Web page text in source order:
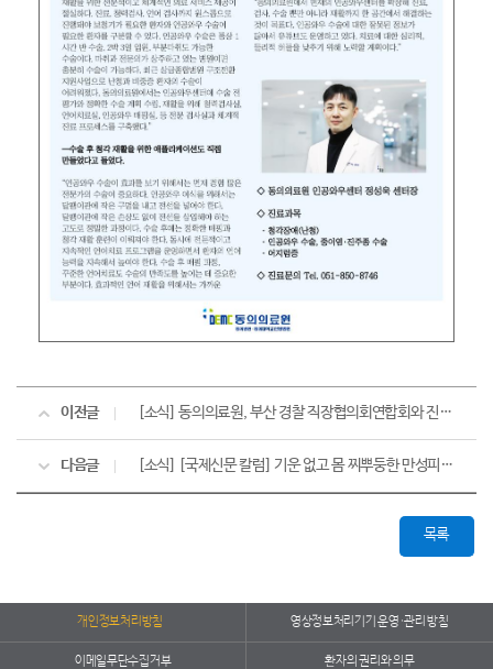
이전글 [소식] 동의의료원, 부산 경찰 직장협의회연합회와 진료협약 체결
다음글 [소식] [국제신문 칼럼] 기운 없고 몸 찌뿌둥한 만성피로, 특효약은 꿀잠과 밥심
목록
개인정보처리방침 영상정보처리기기 운영·관리 방침
이메일무단수집거부 환자의 권리와 의무